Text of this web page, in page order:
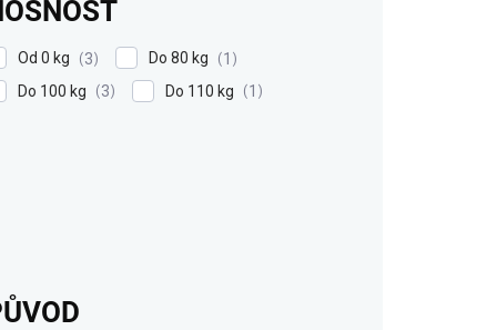
Od 0 kg 3 Do 80 kg
1
Do 100 kg
3 Do 110 kg 1